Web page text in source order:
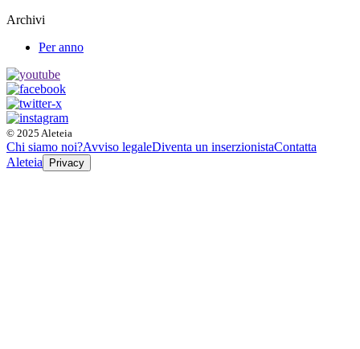
Archivi
Per anno
© 2025 Aleteia
Chi siamo noi?Avviso legaleDiventa un inserzionistaContatta
Aleteia
Privacy